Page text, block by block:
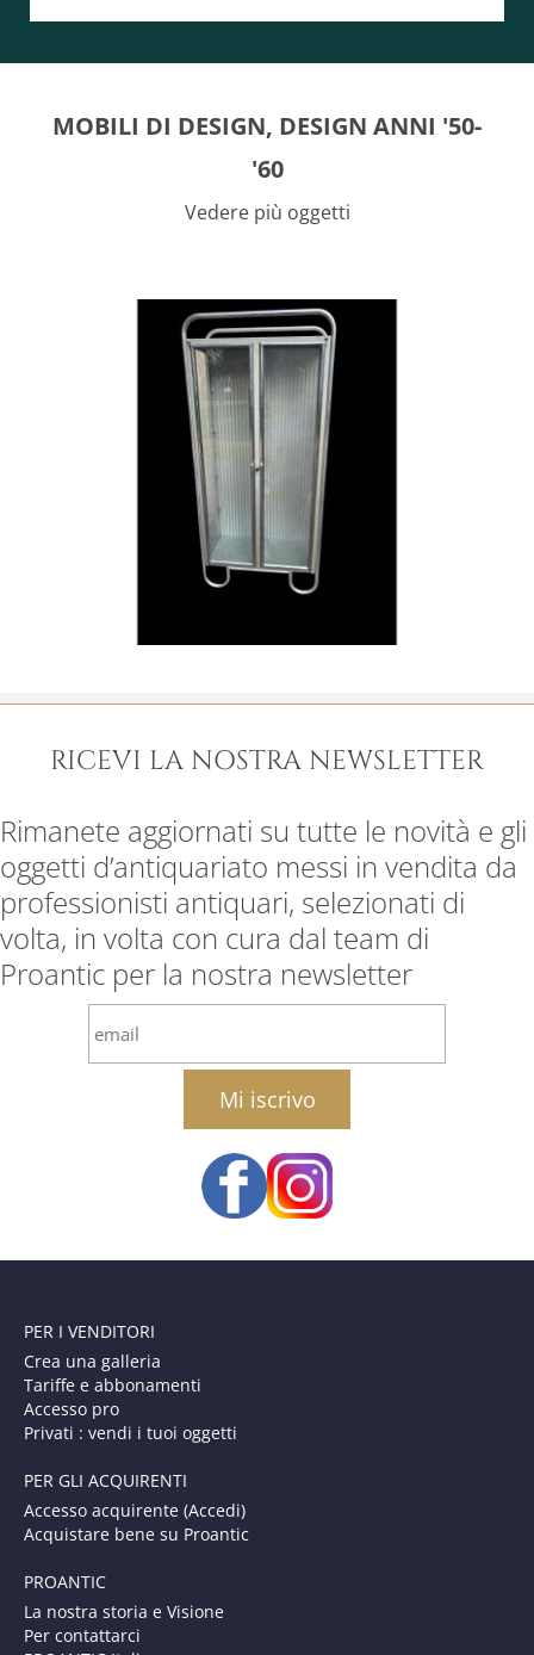
MOBILI DI DESIGN, DESIGN ANNI '50-
'60
Vedere più oggetti
RICEVI LA NOSTRA NEWSLETTER
Rimanete aggiornati su tutte le novità e gli
oggetti d’antiquariato messi in vendita da
professionisti antiquari, selezionati di
volta, in volta con cura dal team di
Proantic per la nostra newsletter
email
PER I VENDITORI
Crea una galleria
Tariffe e abbonamenti
Accesso pro
Privati : vendi i tuoi oggetti
PER GLI ACQUIRENTI
Accesso acquirente (Accedi)
Acquistare bene su Proantic
PROANTIC
La nostra storia e Visione
Per contattarci